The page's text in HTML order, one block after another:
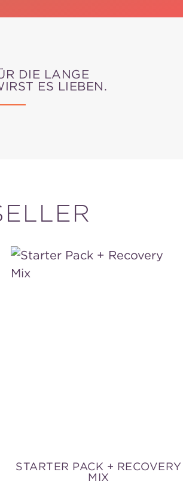
DIE LANGE
ES LIEBEN.
Starter
Pack
STARTER PACK + RECOVERY
MIX